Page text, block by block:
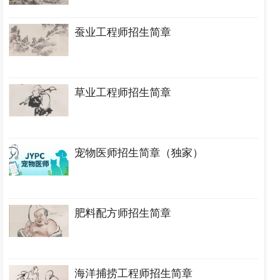
蚕业工程师招生简章
草业工程师招生简章
宠物医师招生简章（独家）
肥料配方师招生简章
海洋捕捞工程师招生简章